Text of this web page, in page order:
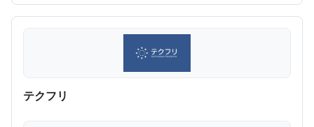
テクフリ